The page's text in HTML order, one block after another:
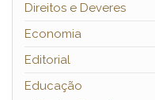
Direitos e Deveres
Economia
Editorial
Educação